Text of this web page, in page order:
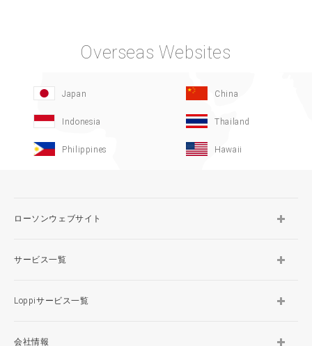
Overseas Websites
Japan China
Indonesia Thailand
Philippines Hawaii
ローソンウェブサイト
サービス一覧
Loppiサービス一覧
会社情報